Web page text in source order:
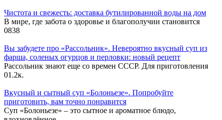
Чистота и свежесть: доставка бутилированной воды на дом
В мире, где забота о здоровье и благополучии становится
0838
Вы забудете про «Рассольник». Невероятно вкусный суп из
фарша, соленых огурцов и перловки: новый рецепт
Рассольник знают еще со времен СССР. Для приготовления
01.2к.
Вкусный и сытный cуп «Болоньезе». Попробуйте
приготовить, вам точно понравится
Суп «Болоньезе» – это сытное и ароматное блюдо,